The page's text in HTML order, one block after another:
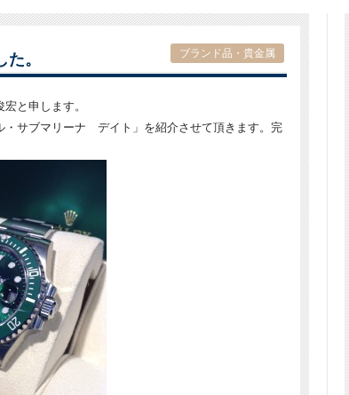
。 ブランド品・貴金属
と申します。
サブマリーナ デイト」を紹介させて頂きます。完